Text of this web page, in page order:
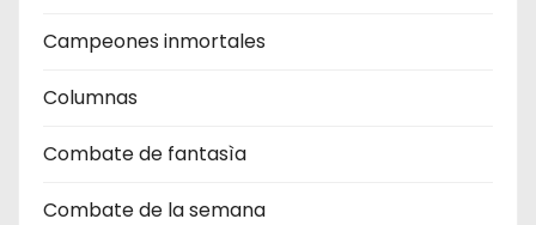
Campeones inmortales
Columnas
Combate de fantasìa
Combate de la semana